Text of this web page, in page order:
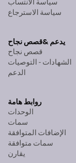
سياسة الاسترجاع
يدعم &قصص نجاح
قصص نجاح
الشهادات - التوصيات
الدعم
روابط هامة
الوحدات
سمات
الإضافات المتوافقة
سمات متوافقة
يقارن